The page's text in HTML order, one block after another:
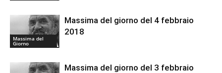
Massima del
Giorno
Massima del giorno del 4 febbraio
2018
Massima del giorno del 3 febbraio